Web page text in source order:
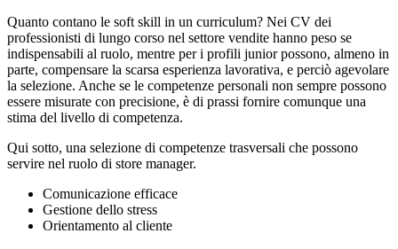
Quanto contano le soft skill in un curriculum? Nei CV dei
professionisti di lungo corso nel settore vendite hanno peso se
indispensabili al ruolo, mentre per i profili junior possono, almeno in
parte, compensare la scarsa esperienza lavorativa, e perciò agevolare
la selezione. Anche se le competenze personali non sempre possono
essere misurate con precisione, è di prassi fornire comunque una
stima del livello di competenza.
Qui sotto, una selezione di competenze trasversali che possono
servire nel ruolo di store manager.
Comunicazione efficace
Gestione dello stress
Orientamento al cliente